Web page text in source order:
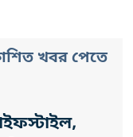
খবর পেতে